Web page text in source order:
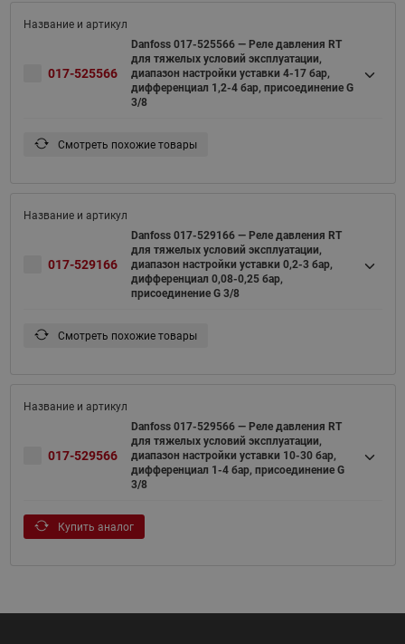
017-525566
Danfoss 017-525566 — Реле давления RT
для тяжелых условий эксплуатации,
диапазон настройки уставки 4-17 бар,
дифференциал 1,2-4 бар, присоединение G
3/8
Смотреть похожие товары
017-529166
Danfoss 017-529166 — Реле давления RT
для тяжелых условий эксплуатации,
диапазон настройки уставки 0,2-3 бар,
дифференциал 0,08-0,25 бар,
присоединение G 3/8
Смотреть похожие товары
017-529566
Danfoss 017-529566 — Реле давления RT
для тяжелых условий эксплуатации,
диапазон настройки уставки 10-30 бар,
дифференциал 1-4 бар, присоединение G
3/8
Купить аналог